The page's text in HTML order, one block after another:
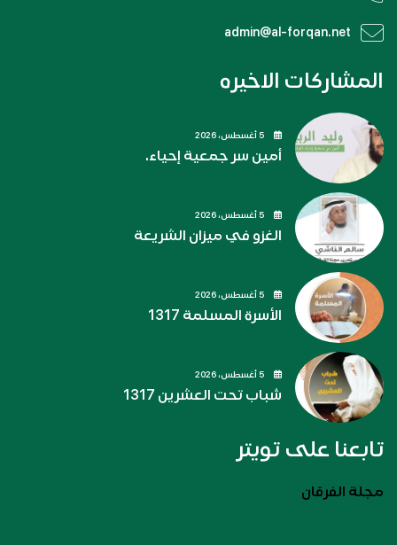
admin@al-forqan.net
المشاركات الاخيره
أمين سر جمعية إحياء.
الغزو في ميزان الشريعة
الأسرة المسلمة 1317
شباب تحت العشرين 1317
تابعنا على تويتر
مجلة الفرقان